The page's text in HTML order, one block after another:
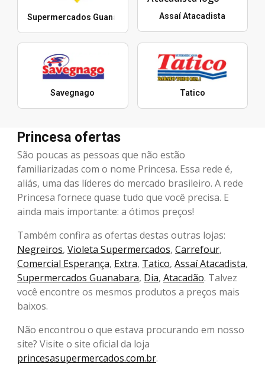
Supermercados Guanabara Assaí Atacadista
Savegnago Tatico
Princesa ofertas
São poucas as pessoas que não estão
familiarizadas com o nome Princesa. Essa rede é,
aliás, uma das líderes do mercado brasileiro. A rede
Princesa fornece quase tudo que você precisa. E
ainda mais importante: a ótimos preços!
Também confira as ofertas destas outras lojas:
Negreiros, Violeta Supermercados, Carrefour,
Comercial Esperança, Extra, Tatico, Assaí Atacadista,
Supermercados Guanabara, Dia, Atacadão. Talvez
você encontre os mesmos produtos a preços mais
baixos.
Não encontrou o que estava procurando em nosso
site? Visite o site oficial da loja
princesasupermercados.com.br.